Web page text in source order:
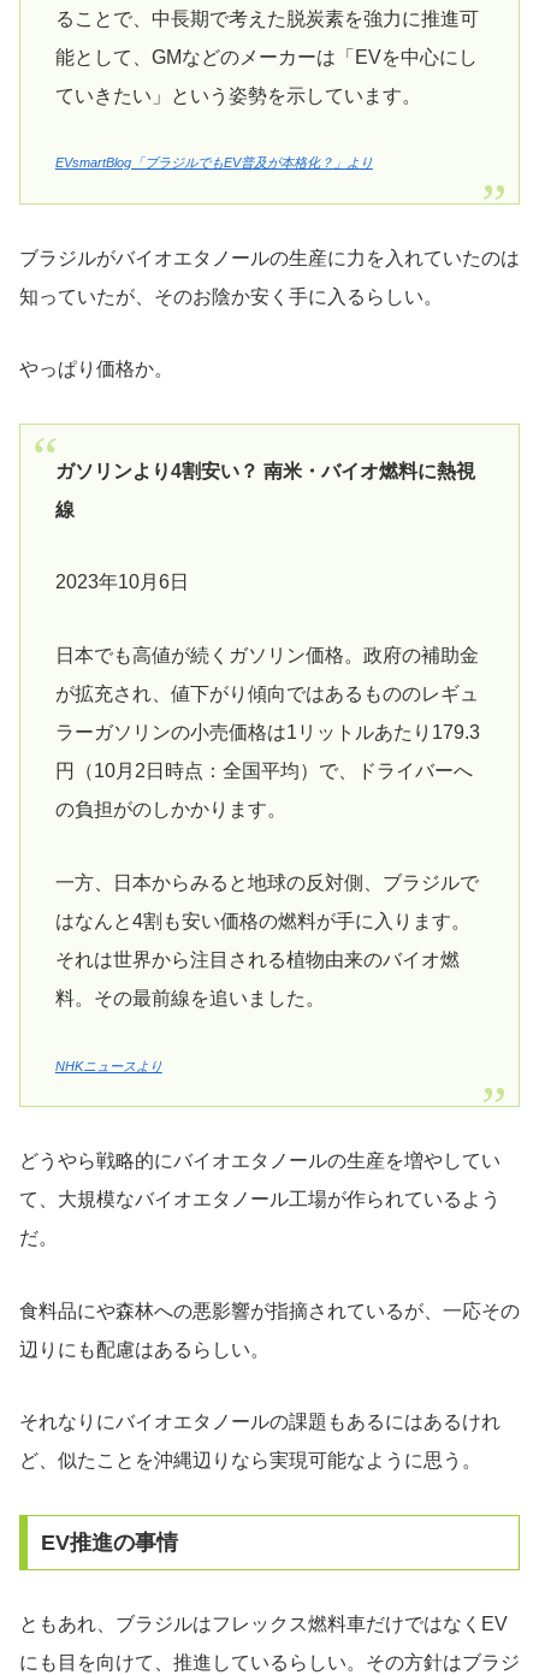
ることで、中長期で考えた脱炭素を強力に推進可
能として、GMなどのメーカーは「EVを中心にし
ていきたい」という姿勢を示しています。
EVsmartBlog「ブラジルでもEV普及が本格化？」より
ブラジルがバイオエタノールの生産に力を入れていたのは
知っていたが、そのお陰か安く手に入るらしい。
やっぱり価格か。
ガソリンより4割安い？ 南米・バイオ燃料に熱視
線
2023年10月6日
日本でも高値が続くガソリン価格。政府の補助金
が拡充され、値下がり傾向ではあるもののレギュ
ラーガソリンの小売価格は1リットルあたり179.3
円（10月2日時点：全国平均）で、ドライバーへ
の負担がのしかかります。
一方、日本からみると地球の反対側、ブラジルで
はなんと4割も安い価格の燃料が手に入ります。
それは世界から注目される植物由来のバイオ燃
料。その最前線を追いました。
NHKニュースより
どうやら戦略的にバイオエタノールの生産を増やしてい
て、大規模なバイオエタノール工場が作られているよう
だ。
食料品にや森林への悪影響が指摘されているが、一応その
辺りにも配慮はあるらしい。
それなりにバイオエタノールの課題もあるにはあるけれ
ど、似たことを沖縄辺りなら実現可能なように思う。
EV推進の事情
ともあれ、ブラジルはフレックス燃料車だけではなくEV
にも目を向けて、推進しているらしい。その方針はブラジ